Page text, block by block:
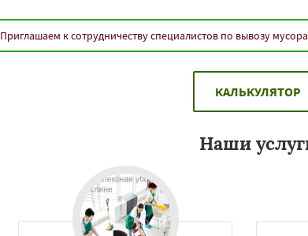
Приглашаем к сотрудничеству специалистов по вывозу
КАЛЬКУЛЯТОР
Наши